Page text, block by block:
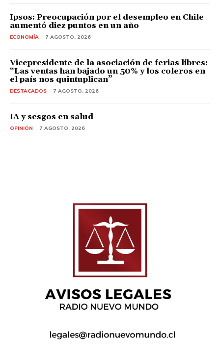
Ipsos: Preocupación por el desempleo en Chile
aumentó diez puntos en un año
ECONOMÍA 7 AGOSTO, 2026
Vicepresidente de la asociación de ferias libres:
“Las ventas han bajado un 50% y los coleros en
el país nos quintuplican”
DESTACADOS 7 AGOSTO, 2026
IA y sesgos en salud
OPINIÓN 7 AGOSTO, 2026